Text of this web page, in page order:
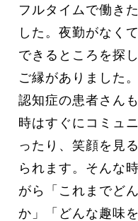
フルタイムで働き
した。夜勤がなく
できるところを探
ご縁がありました
認知症の患者さん
時はすぐにコミュ
ったり、笑顔を見
られます。そんな
がら「これまでど
か」「どんな趣味